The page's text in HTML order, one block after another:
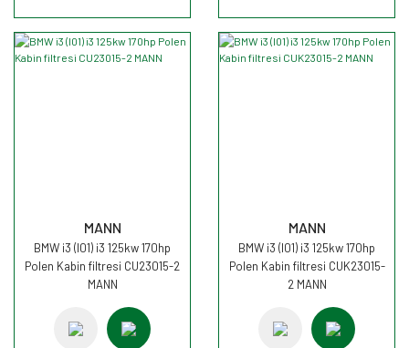
MANN
BMW i3 (I01) i3 125kw 170hp
Polen Kabin filtresi CU23015-2
MANN
MANN
BMW i3 (I01) i3 125kw 170hp
Polen Kabin filtresi CUK23015-
2 MANN